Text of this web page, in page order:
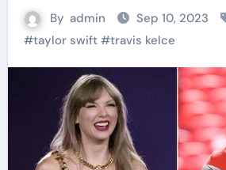
By admin Sep 10, 2023
#taylor swift#travis kelce